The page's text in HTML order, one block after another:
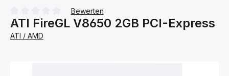
Durchschnittliche Bewertung von 0 von 5 Sternen
Bewerten
ATI FireGL V8650 2GB PCI-Express
ATI / AMD